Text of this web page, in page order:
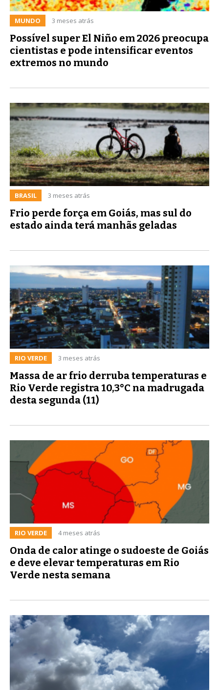
MUNDO 3 meses atrás
Possível super El Niño em 2026 preocupa
cientistas e pode intensificar eventos
extremos no mundo
BRASIL 3 meses atrás
Frio perde força em Goiás, mas sul do
estado ainda terá manhãs geladas
RIO VERDE 3 meses atrás
Massa de ar frio derruba temperaturas e
Rio Verde registra 10,3°C na madrugada
desta segunda (11)
RIO VERDE 4 meses atrás
Onda de calor atinge o sudoeste de Goiás
e deve elevar temperaturas em Rio
Verde nesta semana